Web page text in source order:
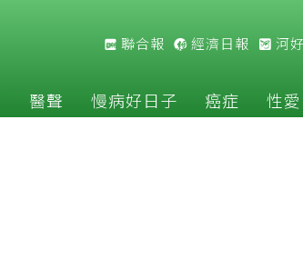
聯合報 經濟日報 河
醫聲 慢病好日子 癌症 性愛